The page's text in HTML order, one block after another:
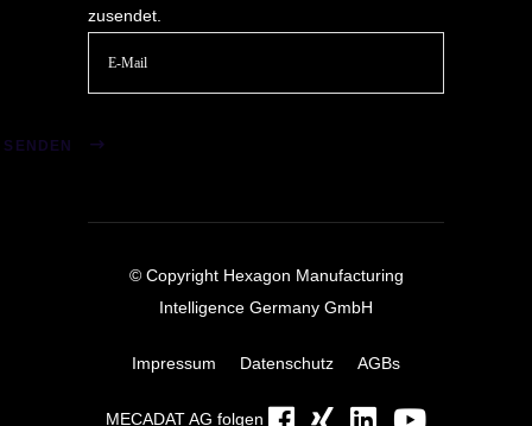
zusendet.
lasse
SENDEN
© Copyright Hexagon Manufacturing
Intelligence Germany GmbH
Impressum Datenschutz AGBs
MECADAT AG folgen